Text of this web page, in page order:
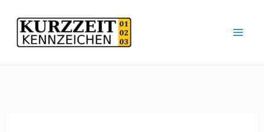
Inhalt
springen